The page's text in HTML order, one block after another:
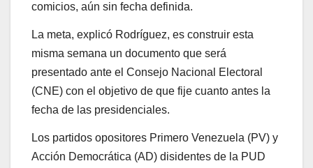
comicios, aún sin fecha definida.
La meta, explicó Rodríguez, es construir esta
misma semana un documento que será
presentado ante el Consejo Nacional Electoral
(CNE) con el objetivo de que fije cuanto antes la
fecha de las presidenciales.
Los partidos opositores Primero Venezuela (PV) y
Acción Democrática (AD) disidentes de la PUD